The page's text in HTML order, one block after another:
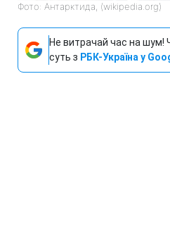
Фото: Антарктида, (wikipedia.org)
Не витрачай час на шум!
суть з РБК-Україна у